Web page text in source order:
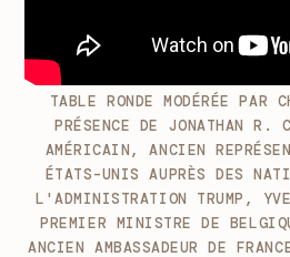
TABLE RONDE MODÉRÉE PAR
PRÉSENCE DE JONATHAN R.
AMÉRICAIN, ANCIEN
ÉTATS-UNIS AUPRÈS DES
L'ADMINISTRATION TRUMP,
PREMIER MINISTRE DE
ANCIEN AMBASSADEUR DE